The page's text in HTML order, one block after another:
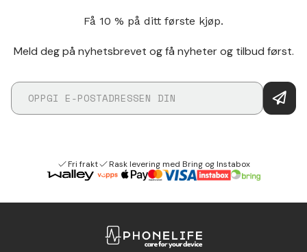
Få 10 % på ditt første kjøp.
Meld deg på nyhetsbrevet og få nyheter og tilbud først.
Fri frakt Rask levering med Bring og Instabox